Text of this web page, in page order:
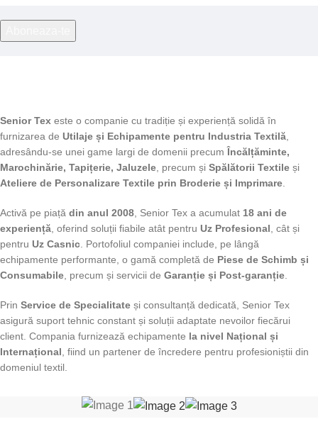
Senior Tex este o companie cu tradiție și experiență solidă în
furnizarea de Utilaje și Echipamente pentru Industria Textilă
adresându-se unei game largi de domenii precum Încălțăminte,
Marochinărie, Tapițerie, Jaluzele , precum și Spălătorii Textile și
Ateliere de Personalizare Textile prin Broderie și Imprimare
Activă pe piață din anul 2008 , Senior Tex a acumulat 18 ani de
experiență , oferind soluții fiabile atât pentru Uz Profesional , cât și
pentru Uz Casnic . Portofoliul companiei include, pe lângă
echipamente performante, o gamă completă de Piese de Schimb și
Consumabile , precum și servicii de Garanție și Post-garanție
Prin Service de Specialitate și consultanță dedicată, Senior Tex
asigură suport tehnic constant și soluții adaptate nevoilor fiecărui
client. Compania furnizează echipamente la nivel Național și
Internațional , fiind un partener de încredere pentru profesioniștii din
domeniul textil.